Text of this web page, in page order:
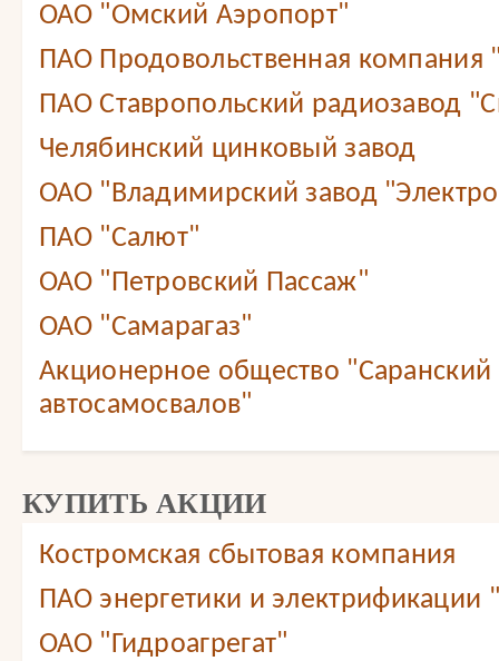
ОАО "Омский Аэропорт"
ПАО Продовольственная
ПАО Ставропольский радиозавод
Челябинский цинковый завод
ОАО "Владимирский завод
ПАО "Салют"
ОАО "Петровский Пассаж"
ОАО "Самарагаз"
Акционерное общество "Саранский
автосамосвалов"
КУПИТЬ АКЦИИ
Костромская сбытовая компания
ПАО энергетики и электрификации
ОАО "Гидроагрегат"